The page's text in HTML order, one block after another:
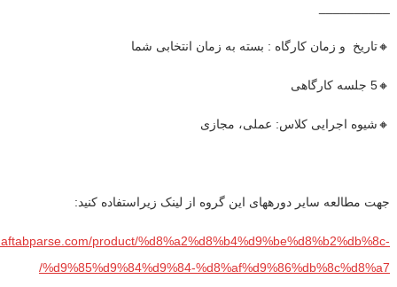
🔸تاریخ و زمان کارگاه : بسته به زمان انتخابی شما
🔸5 جلسه کارگاهی
🔸شیوه اجرایی کلاس: عملی، مجازی
جهت مطالعه سایر دورههای این گروه از لینک زیراستفاده کنید:
product/%d8%a2%d8%b4%d9%be%d8%b2%db%8c-
%d9%85%d9%84%d9%84-%d8%af%d9%86%db%8c%d8%a7/